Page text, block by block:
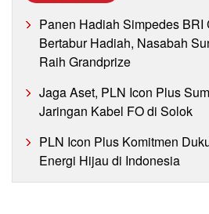
Panen Hadiah Simpedes BRI
Bertabur Hadiah, Nasabah
Raih Grandprize
Jaga Aset, PLN Icon Plus
Jaringan Kabel FO di Solok
PLN Icon Plus Komitmen
Energi Hijau di Indonesia